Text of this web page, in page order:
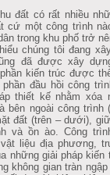
đất có rất nhiều
cứ một công trình
trong khu phố trở
chúng tôi đang
đã được xây
kiến trúc được
đầu hồi công
thiết kế nhằm xóa
bên ngoài công trình
đất (trên – dưới),
và ồn ào. Công
liệu địa phương,
những giải pháp
không gian tràn